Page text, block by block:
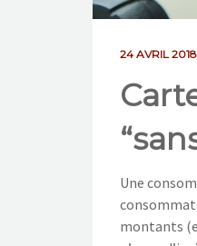
24 AVRIL 2018
Une
montants